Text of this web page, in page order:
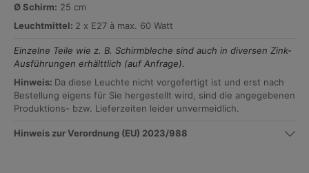
Ø Schirm: 25 cm
Leuchtmittel: 2 x E27 à max. 60 Watt
Einzelne Teile wie z. B. Schirmbleche sind auch in diversen Zink-
Ausführungen erhälttlich (auf Anfrage).
Hinweis: Da diese Leuchte nicht vorgefertigt ist und erst nach
Bestellung eigens für Sie hergestellt wird, sind die angegebenen
Produktions- bzw. Lieferzeiten leider unvermeidlich.
Hinweis zur Verordnung (EU) 2023/988